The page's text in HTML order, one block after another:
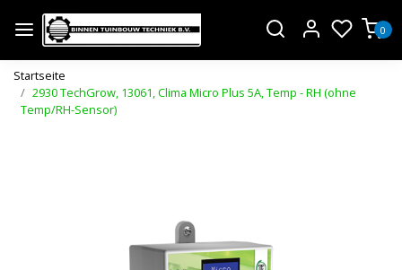
0
Startseite
2930 TechGrow, 13061, Clima Micro Plus 5A, Temp - RH (ohne
Temp/RH-Sensor)